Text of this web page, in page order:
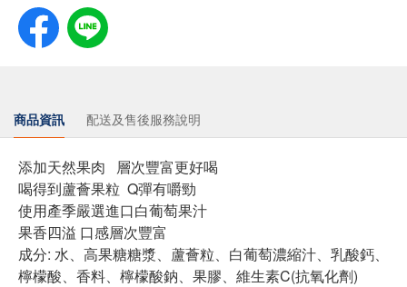
商品資訊 配送及售後服務說明
添加天然果肉 層次豐富更好喝
喝得到蘆薈果粒 Q彈有嚼勁
使用產季嚴選進口白葡萄果汁
果香四溢 口感層次豐富
成分: 水、高果糖糖漿、蘆薈粒、白葡萄濃縮汁、乳酸鈣、
檸檬酸、香料、檸檬酸鈉、果膠、維生素C(抗氧化劑)